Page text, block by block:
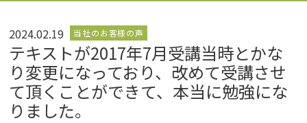
2024.02.19 当社のお客様の声
テキストが2017年7月受講当時とかな
り変更になっており、改めて受講させ
て頂くことができて、本当に勉強にな
りました。